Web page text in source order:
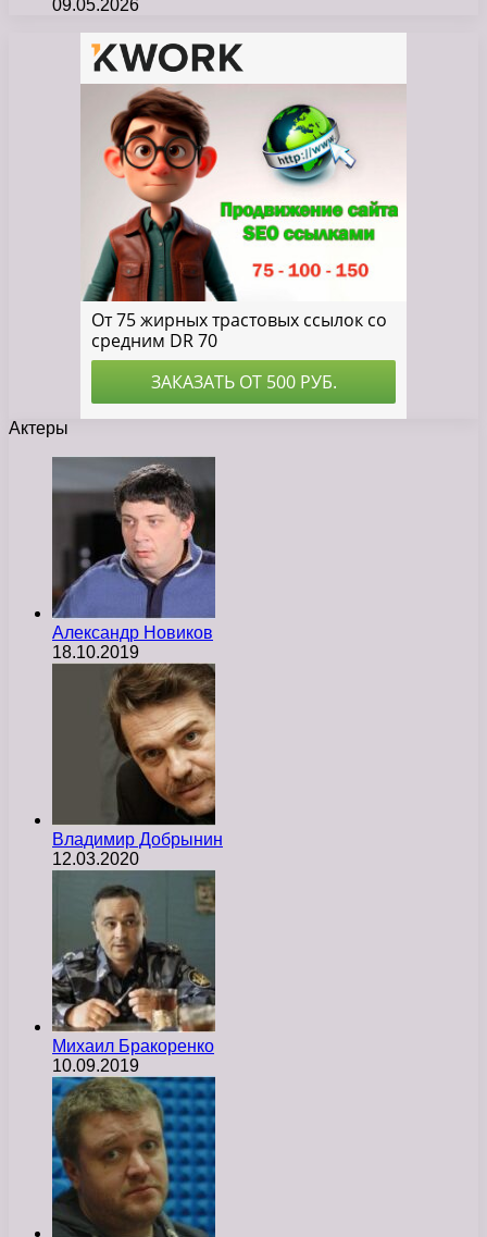
09.05.2026
Актеры
Александр Новиков
18.10.2019
Владимир Добрынин
12.03.2020
Михаил Бракоренко
10.09.2019